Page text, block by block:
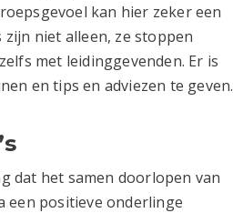
kan hier zeker een
niet alleen, ze stoppen
met leidinggevenden. Er is
en tips en adviezen te geven.
dat het samen doorlopen van
positieve onderlinge